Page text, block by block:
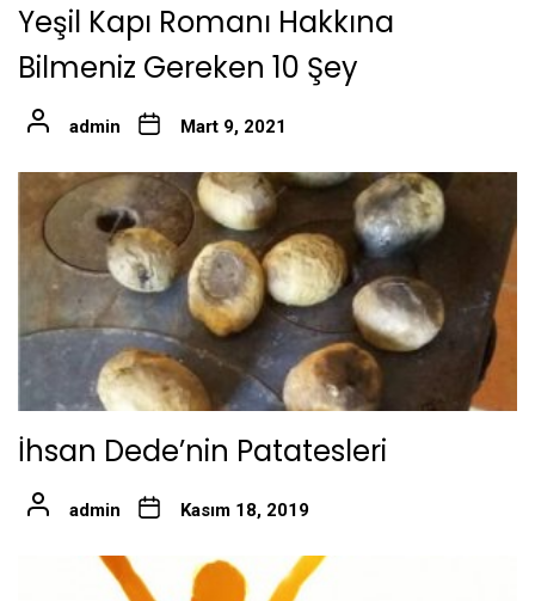
Yeşil Kapı Romanı Hakkına
Bilmeniz Gereken 10 Şey
admin Mart 9, 2021
İhsan Dede’nin Patatesleri
admin Kasım 18, 2019